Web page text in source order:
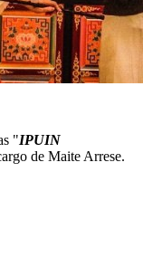
"IPUIN
de Maite Arrese.